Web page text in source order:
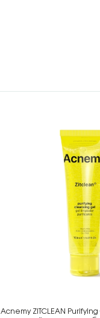
Acnemy ZITCLEAN